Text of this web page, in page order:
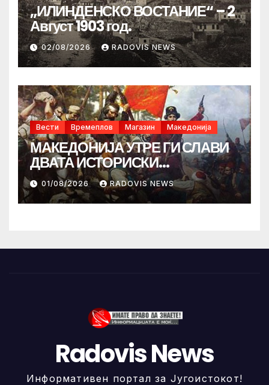
„ИЛИНДЕНСКО ВОСТАНИЕ“ – 2
Август 1903 год.
02/08/2026 RADOVIS NEWS
Вести Времеплов Магазин Македонија
МАКЕДОНИЈА УТРЕ ГИ СЛАВИ
ДВАТА ИСТОРИСКИ
ИЛИНДЕНА!
01/08/2026 RADOVIS NEWS
Radovis News
Информативен портал за Југоистокот!